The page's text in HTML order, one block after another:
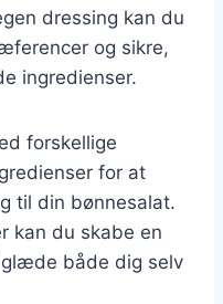
dressing kan du
og sikre,
ingredienser.
forskellige
for at
til din bønnesalat.
kan du skabe en
både dig selv